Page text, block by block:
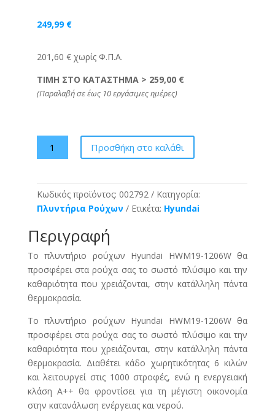
249,99 €
201,60 € χωρίς Φ.Π.Α.
ΤΙΜΗ ΣΤΟ ΚΑΤΑΣΤΗΜΑ > 259,00 €
(Παραλαβή σε έως 10 εργάσιμες ημέρες)
Hyundai
Πλυντήριο
HWM19-
1206W
6
ποσότητα
Προσθήκη στο καλάθι
Κωδικός προϊόντος: 002792
Κατηγορία:
Πλυντήρια Ρούχων
Ετικέτα: Hyundai
Περιγραφή
Το πλυντήριο ρούχων Hyundai HWM19-1206W θα
προσφέρει στα ρούχα σας το σωστό πλύσιμο και την
καθαριότητα που χρειάζονται, στην κατάλληλη πάντα
θερμοκρασία.
Το πλυντήριο ρούχων Hyundai HWM19-1206W θα
προσφέρει στα ρούχα σας το σωστό πλύσιμο και την
καθαριότητα που χρειάζονται, στην κατάλληλη πάντα
θερμοκρασία. Διαθέτει κάδο χωρητικότητας 6 κιλών
και λειτουργεί στις 1000 στροφές, ενώ η ενεργειακή
κλάση Α++ θα φροντίσει για τη μέγιστη οικονομία
στην κατανάλωση ενέργειας και νερού.